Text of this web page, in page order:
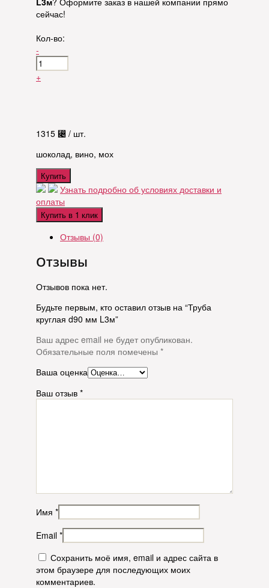
сейчас!
Кол-во:
-
+
1315 ⃄ / шт.
шоколад, вино, мох
Купить
Узнать подробно об условиях доставки и
оплаты
Купить в 1 клик
Отзывы (0)
Отзывы
Отзывов пока нет.
Будьте первым, кто оставил отзыв на “Труба
круглая d90 мм L3м”
Ваш адрес email не будет опубликован.
Обязательные поля помечены *
Ваша оценка
Ваш отзыв *
Имя *
Email *
Сохранить моё имя, email и адрес сайта в
этом браузере для последующих моих
комментариев.